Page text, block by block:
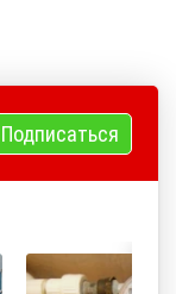
Подписаться